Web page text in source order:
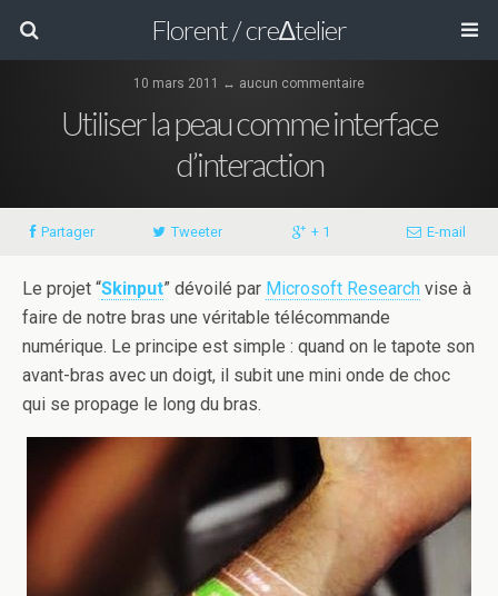
Florent / cre∆telier
10 mars 2011 ↔ aucun commentaire
Utiliser la peau comme interface
d’interaction
Partager Tweeter + 1 E-mail
Le projet “Skinput” dévoilé par Microsoft Research vise à
faire de notre bras une véritable télécommande
numérique. Le principe est simple : quand on le tapote son
avant-bras avec un doigt, il subit une mini onde de choc
qui se propage le long du bras.